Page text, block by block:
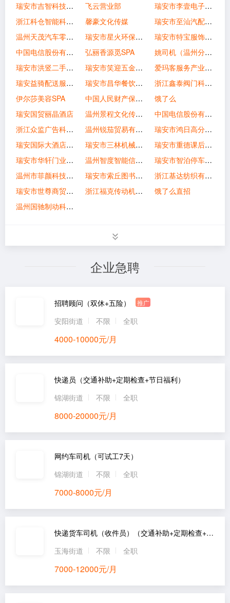
瑞安市吉智科技有限公司
飞云营业部
瑞安市李壹电子商务商行
浙江科仓智能科技有限公司
馨豪文化传媒
瑞安市至汕汽配有限公司
温州天茂汽车零部件有限公司
瑞安市星火环保科技有限公司
瑞安市特宝服饰有限公司
中国电信股份有限公司瑞安东山营业厅
弘丽香源觅SPA
姚司机（温州分公司）
瑞安市洪竖二手车有限公司
瑞安市笑迎五金经营部
爱玛客服务产业(中国)有限公司温州分公司
瑞安益骑配送服务有限公司
瑞安市昌华餐饮有限公司
浙江鑫泰阀门科技有限公司
伊尔莎美容SPA
中国人民财产保险股份有限公司瑞安支公司
饿了么
瑞安国贸丽晶酒店
温州景程文化传媒有限公司
中国电信股份有限公司瑞安塘下营业厅
浙江众监广告科技有限公司
温州锐茄贸易有限公司
瑞安市鸿日高分子材料有限公司
瑞安国际大酒店有限公司
瑞安市三林机械有限公司
瑞安市重德课后托管有限公司
瑞安市华轩门业有限公司
温州智度智能信息科技有限公司
瑞安市智泊停车管理有限公司
温州市菲颜科技有限公司
瑞安市索丘图书有限公司
浙江基达纺织有限公司
瑞安市世尊商贸有限公司
浙江福克传动机械有限公司
饿了么直招
温州国驰制动科技有限公司
企业急聘
招聘顾问（双休+五险） 推广
安阳街道 不限 全职
4000-10000元/月
快递员（交通补助+定期检查+节日福利）
锦湖街道
不限 全职
8000-20000元/月
网约车司机（可试工7天）
锦湖街道
不限 全职
7000-8000元/月
快递货车司机（收件员）（交通补助+定期检查+节日福利）
玉海街道
不限 全职
7000-12000元/月